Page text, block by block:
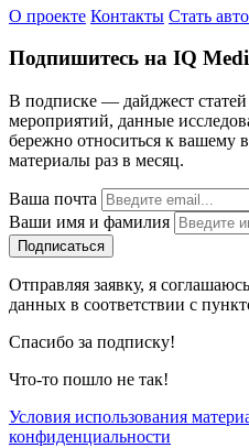
О проекте Контакты Стать
Подпишитесь на IQ
В подписке — дайджест
мероприятий, данные
бережно относиться к вашему
материалы раз в месяц.
Ваша почта
Ваши имя и фамилия
Отправляя заявку, я
данных в соответствии с
Спасибо за подписку!
Что-то пошло не так!
Условия использования
конфиденциальности